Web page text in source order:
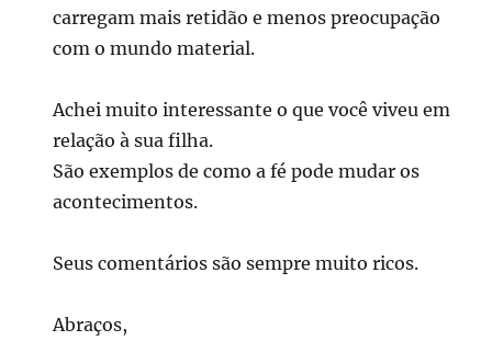
carregam mais retidão e menos preocupação
com o mundo material.
Achei muito interessante o que você viveu em
relação à sua filha.
São exemplos de como a fé pode mudar os
acontecimentos.
Seus comentários são sempre muito ricos.
Abraços,